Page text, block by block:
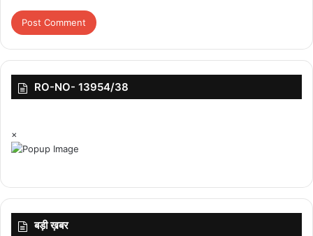
मूल्यों को ऊंचा उठाना होगा।
RO-NO- 13954/38
×
बड़ी ख़बर